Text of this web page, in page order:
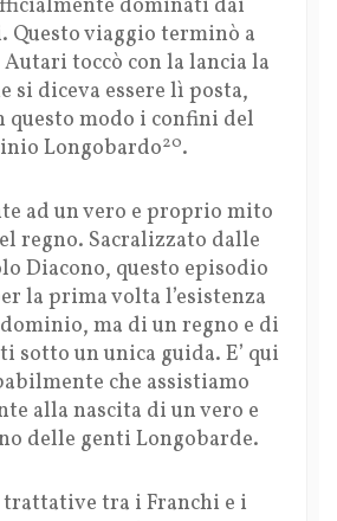
dominati dai
Questo viaggio terminò a
toccò con la lancia la
si diceva essere lì posta,
questo modo i confini del
Longobardo20.
ad un vero e proprio mito
regno. Sacralizzato dalle
Diacono, questo episodio
la prima volta l’esistenza
ma di un regno e di
sotto un unica guida. E’ qui
che assistiamo
alla nascita di un vero e
delle genti Longobarde.
tra i Franchi e i